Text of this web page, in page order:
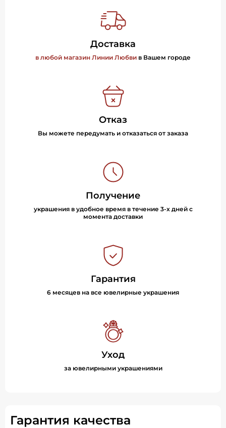
Доставка
в любой магазин Линии Любви в Вашем городе
Отказ
Вы можете передумать и отказаться от заказа
Получение
украшения в удобное время в течение 3-х дней с
момента доставки
Гарантия
6 месяцев на все ювелирные украшения
Уход
за ювелирными украшениями
Гарантия качества